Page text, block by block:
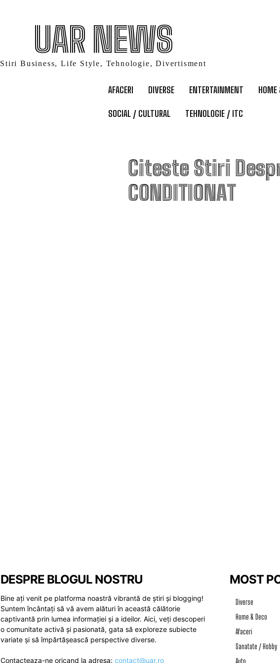
UAR NEWS
Stiri Business, Life Style, Tehnologie, Divertisment
AFACERI DIVERSE ENTERTAINMENT HOME
SOCIAL / CULTURAL TEHNOLOGIE / ITC
Citeste Stiri
CONDITIONAT
A
DESPRE BLOGUL NOSTRU
Bine ați venit pe platforma noastră vibrantă de știri și blogging!
Suntem încântați să vă avem alături în această călătorie
captivantă prin lumea informației și a ideilor. Aici, veți descoperi
o comunitate activă și pasionată, gata să exploreze subiecte
variate și să împărtășească perspective diverse.
Contacteaza-ne oricand la adresa: contact@uar.ro
MOST
Diverse
Home & Deco
Afaceri
Sanatate / Hobby
Auto